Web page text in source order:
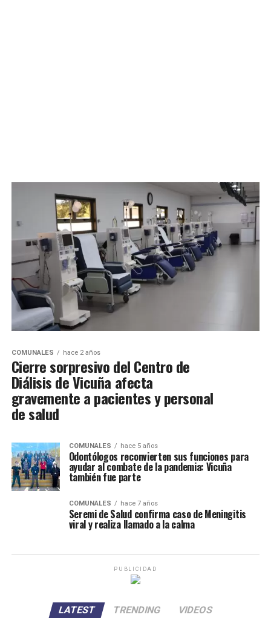
COMUNALES hace 2 años
Cierre sorpresivo del Centro de
Diálisis de Vicuña afecta
gravemente a pacientes y personal
de salud
COMUNALES hace 5 años
Odontólogos reconvierten sus funciones para
ayudar al combate de la pandemia: Vicuña
también fue parte
COMUNALES hace 7 años
Seremi de Salud confirma caso de Meningitis
viral y realiza llamado a la calma
PUBLICIDAD
LATEST TRENDING VIDEOS